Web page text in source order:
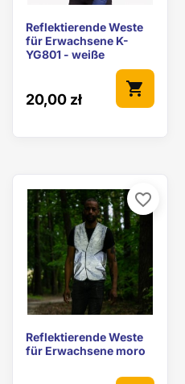
Reflektierende Weste
für Erwachsene K-
YG801 - weiße
20,00 zł
shopping_cart
Reflektierende Weste
für Erwachsene moro
favorite_border